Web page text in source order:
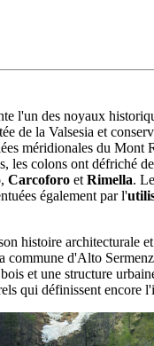
l'un des noyaux
de la Valsesia et
méridionales du
colons ont défriché
, Carcoforo etRimella.
également par l'
histoire architecturale
commune d'Alto
et une structure
qui définissent encore